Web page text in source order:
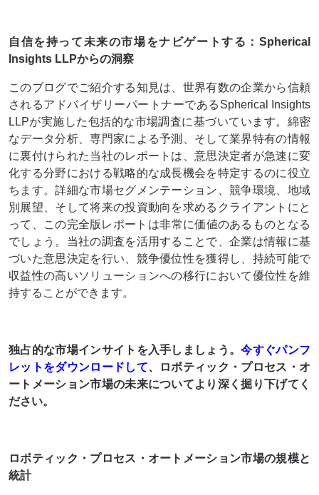
自信を持って未来の市場をナビゲートする：Spherical
Insights LLPからの洞察
このブログでご紹介する知見は、世界有数の企業から信頼
されるアドバイザリーパートナーであるSpherical Insights
LLPが実施した包括的な市場調査に基づいています。綿密
なデータ分析、専門家による予測、そして業界特有の情報
に裏付けられた当社のレポートは、意思決定者が急速に変
化する分野における戦略的な成長機会を特定するのに役立
ちます。詳細な市場セグメンテーション、競争環境、地域
別展望、そして将来の投資動向を求めるクライアントにと
って、この完全版レポートは非​​常に価値のあるものとなる
でしょう。当社の調査を活用することで、企業は情報に基
づいた意思決定を行い、競争優位性を獲得し、持続可能で
収益性の高いソリューションへの移行において優位性を維
持することができます。
独占的な市場インサイトを入手しましょう。今すぐパンフ
レットをダウンロードして、ロボティック・プロセス・オ
ートメーション市場の未来についてより深く掘り下げてく
ださい。
ロボティック・プロセス・オートメーション市場の規模と
統計